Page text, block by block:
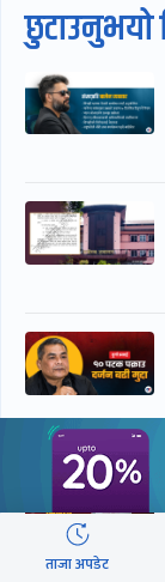
छुटाउनुभयो
ताजा अपडेट